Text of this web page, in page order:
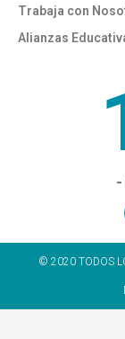
Trabaja con
Alianzas
© 2020 TODOS